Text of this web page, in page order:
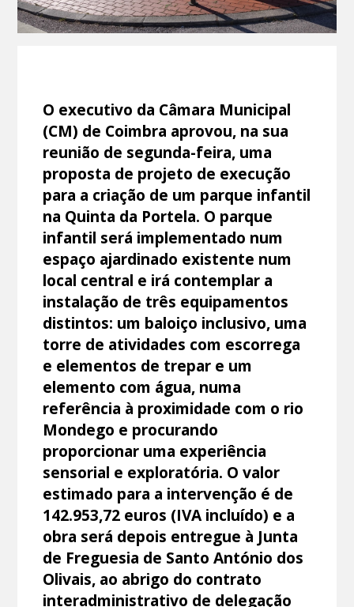
O executivo da Câmara Municipal
(CM) de Coimbra aprovou, na sua
reunião de segunda-feira, uma
proposta de projeto de execução
para a criação de um parque infantil
na Quinta da Portela. O parque
infantil será implementado num
espaço ajardinado existente num
local central e irá contemplar a
instalação de três equipamentos
distintos: um baloiço inclusivo, uma
torre de atividades com escorrega
e elementos de trepar e um
elemento com água, numa
referência à proximidade com o rio
Mondego e procurando
proporcionar uma experiência
sensorial e exploratória. O valor
estimado para a intervenção é de
142.953,72 euros (IVA incluído) e a
obra será depois entregue à Junta
de Freguesia de Santo António dos
Olivais, ao abrigo do contrato
interadministrativo de delegação